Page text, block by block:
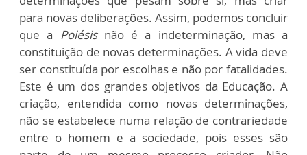
para novas deliberações. Assim, podemos concluir
que a Poiésis não é a indeterminação, mas a
constituição de novas determinações. A vida deve
ser constituída por escolhas e não por fatalidades.
Este é um dos grandes objetivos da Educação. A
criação, entendida como novas determinações,
não se estabelece numa relação de contrariedade
entre o homem e a sociedade, pois esses são